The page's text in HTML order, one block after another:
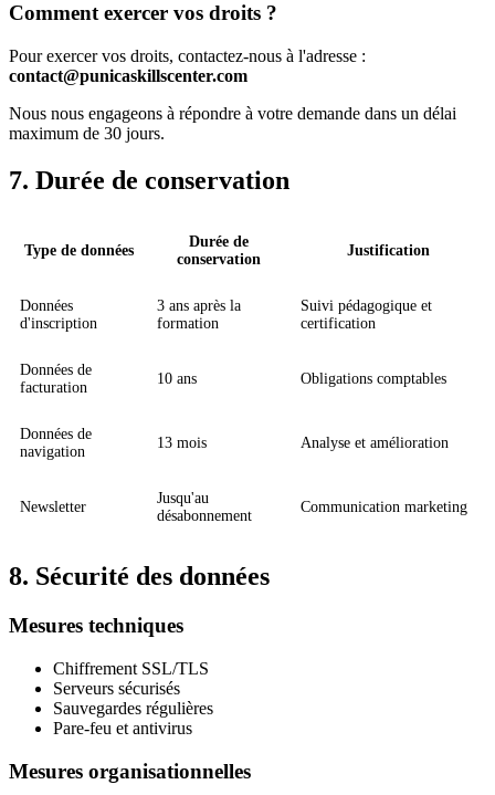
Comment exercer vos droits ?
Pour exercer vos droits, contactez-nous à l'adresse :
contact@punicaskillscenter.com
Nous nous engageons à répondre à votre demande dans un délai
maximum de 30 jours.
7. Durée de conservation
Type de données
Durée de
conservation
Justification
Données
d'inscription
3 ans après la
formation
Suivi pédagogique et
certification
Données de
facturation
10 ans Obligations comptables
Données de
navigation
13 mois Analyse et amélioration
Newsletter
Jusqu'au
désabonnement
Communication marketing
8. Sécurité des données
Mesures techniques
Chiffrement SSL/TLS
Serveurs sécurisés
Sauvegardes régulières
Pare-feu et antivirus
Mesures organisationnelles